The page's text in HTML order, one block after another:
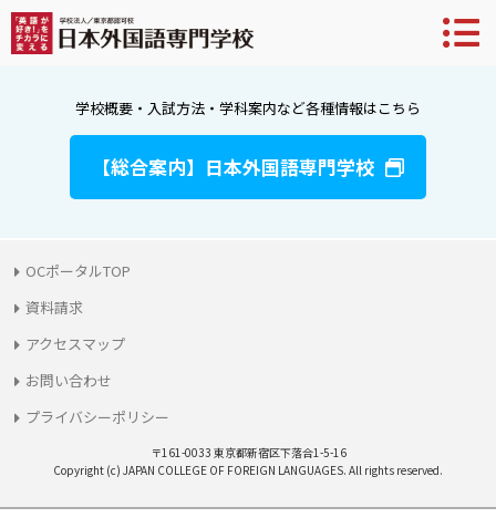
学校概要・入試方法・学科案内など各種情報はこちら
【総合案内】日本外国語専門学校
OCポータルTOP
資料請求
アクセスマップ
お問い合わせ
プライバシーポリシー
〒161-0033 東京都新宿区下落合1-5-16
Copyright (c) JAPAN COLLEGE OF FOREIGN LANGUAGES. All rights reserved.